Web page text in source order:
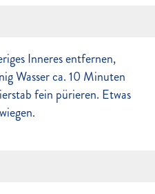
Inneres entfernen,
Wasser ca. 10 Minuten
fein pürieren. Etwas